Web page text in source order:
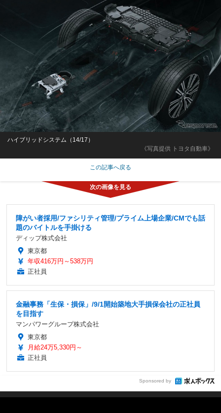
《写真提供 トヨタ自動車》
ハイブリッドシステム（14/17）
この記事へ戻る
障がい者採用/ファシリティ管理/プライム上場企業/CMでも話
題のバイトルを手掛ける
ディップ株式会社
東京都
年収416万円～538万円
正社員
金融事務「生保・損保」/9/1開始築地大手損保会社の正社員
を目指す
マンパワーグループ株式会社
東京都
月給24万5,330円～
正社員
Sponsored by